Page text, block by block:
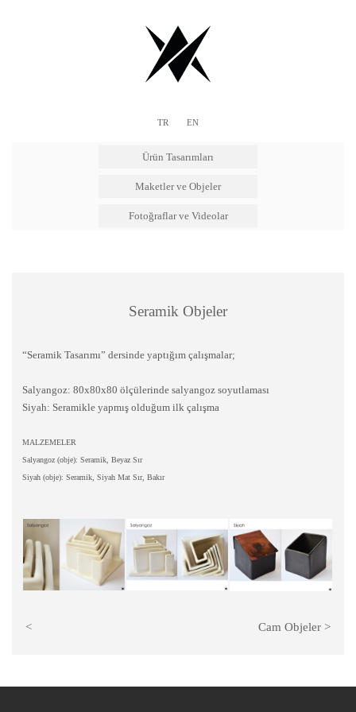
TR EN
Ürün Tasarımları
Maketler ve Objeler
Fotoğraflar ve Videolar
Seramik Objeler
“Seramik Tasarımı” dersinde yaptığım çalışmalar;
Salyangoz: 80x80x80 ölçülerinde salyangoz soyutlaması
Siyah: Seramikle yapmış olduğum ilk çalışma
MALZEMELER
Salyangoz (obje): Seramik, Beyaz Sır
Siyah (obje): Seramik, Siyah Mat Sır, Bakır
Cam Objeler>
<